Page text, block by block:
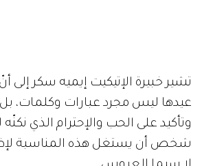
تشير خبيرة الإتيكيت إيميه سكر إلى
عيدها ليس مجرد عبارات وكلمات،
وتأكيد على الحب والإحترام الذي
شخص أن يستغل هذه المناسبة